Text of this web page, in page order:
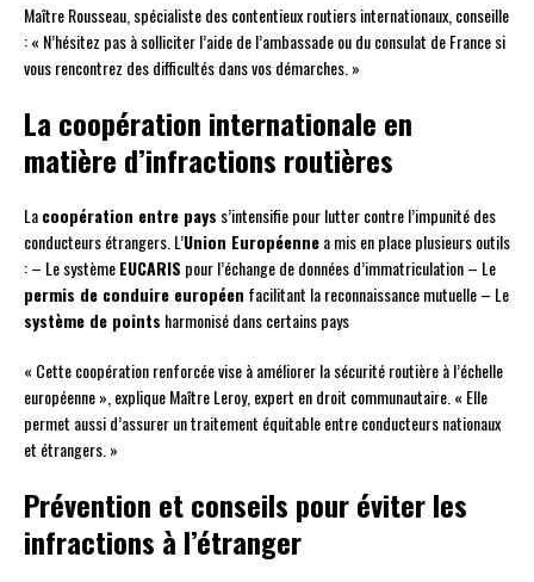
Maître Rousseau, spécialiste des contentieux routiers internationaux, conseille
: « N’hésitez pas à solliciter l’aide de l’ambassade ou du consulat de France si
vous rencontrez des difficultés dans vos démarches. »
La coopération internationale en
matière d’infractions routières
Lacoopération entre pays s’intensifie pour lutter contre l’impunité des
conducteurs étrangers. L’Union Européennea mis en place plusieurs outils
: – Le systèmeEUCARIS pour l’échange de données d’immatriculation – Le
permis de conduire européen facilitant la reconnaissance mutuelle – Le
système de points harmonisé dans certains pays
« Cette coopération renforcée vise à améliorer la sécurité routière à l’échelle
européenne », explique Maître Leroy, expert en droit communautaire. « Elle
permet aussi d’assurer un traitement équitable entre conducteurs nationaux
et étrangers. »
Prévention et conseils pour éviter les
infractions à l’étranger